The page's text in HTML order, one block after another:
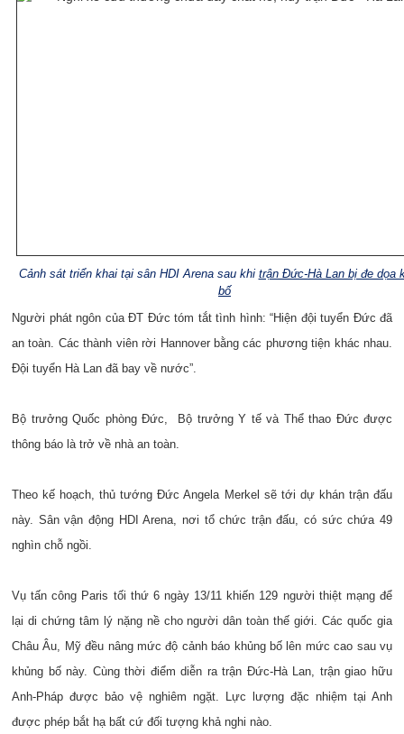
Cảnh sát triển khai tại sân HDI Arena sau khi trận Đức-Hà Lan bị đe dọa
bố
Người phát ngôn của ĐT Đức tóm tắt tình hình: “Hiện đội tuyển Đức đã
an toàn. Các thành viên rời Hannover bằng các phương tiện khác nhau.
Đội tuyển Hà Lan đã bay về nước”.
Bộ trưởng Quốc phòng Đức, Bộ trưởng Y tế và Thể thao Đức được
thông báo là trở về nhà an toàn.
Theo kế hoạch, thủ tướng Đức Angela Merkel sẽ tới dự khán trận đấu
này. Sân vận động HDI Arena, nơi tổ chức trận đấu, có sức chứa 49
nghìn chỗ ngồi.
Vụ tấn công Paris tối thứ 6 ngày 13/11 khiến 129 người thiệt mạng để
lại di chứng tâm lý nặng nề cho người dân toàn thế giới. Các quốc gia
Châu Âu, Mỹ đều nâng mức độ cảnh báo khủng bố lên mức cao sau vụ
khủng bố này. Cùng thời điểm diễn ra trận Đức-Hà Lan, trận giao hữu
Anh-Pháp được bảo vệ nghiêm ngặt. Lực lượng đặc nhiệm tại Anh
được phép bắt hạ bất cứ đối tượng khả nghi nào.